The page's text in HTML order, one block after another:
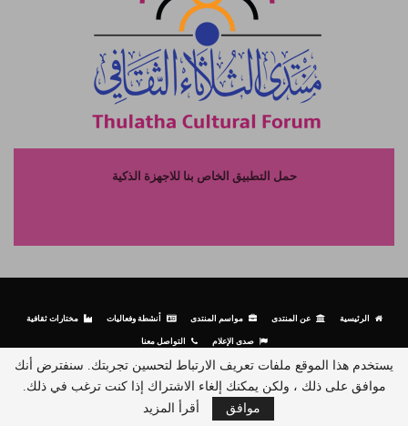
حمل التطبيق الخاص بنا للاجهزة الذكية
الرئيسية عن المنتدى مواسم المنتدى أنشطة وفعاليات مختارات ثقافية
صدى الإعلام التواصل معنا
© جميع الحقوق محفوظة لمنتدى الثلاثاء الثقافي - 2026.
يستخدم هذا الموقع ملفات تعريف الارتباط لتحسين تجربتك. سنفترض أنك
موافق على ذلك ، ولكن يمكنك إلغاء الاشتراك إذا كنت ترغب في ذلك.
موافق
أقرأ المزيد